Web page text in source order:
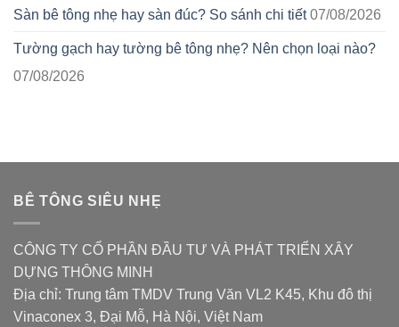
Sàn bê tông nhẹ hay sàn đúc? So sánh chi tiết 07/08/2026
Tường gạch hay tường bê tông nhẹ? Nên chọn loại nào?
07/08/2026
BÊ TÔNG SIÊU NHẸ
CÔNG TY CỔ PHẦN ĐẦU TƯ VÀ PHÁT TRIỂN XÂY
DỰNG THÔNG MINH
Địa chỉ: Trung tâm TMDV Trung Văn VL2 K45, Khu đô thị
Vinaconex 3, Đại Mỗ, Hà Nội, Việt Nam